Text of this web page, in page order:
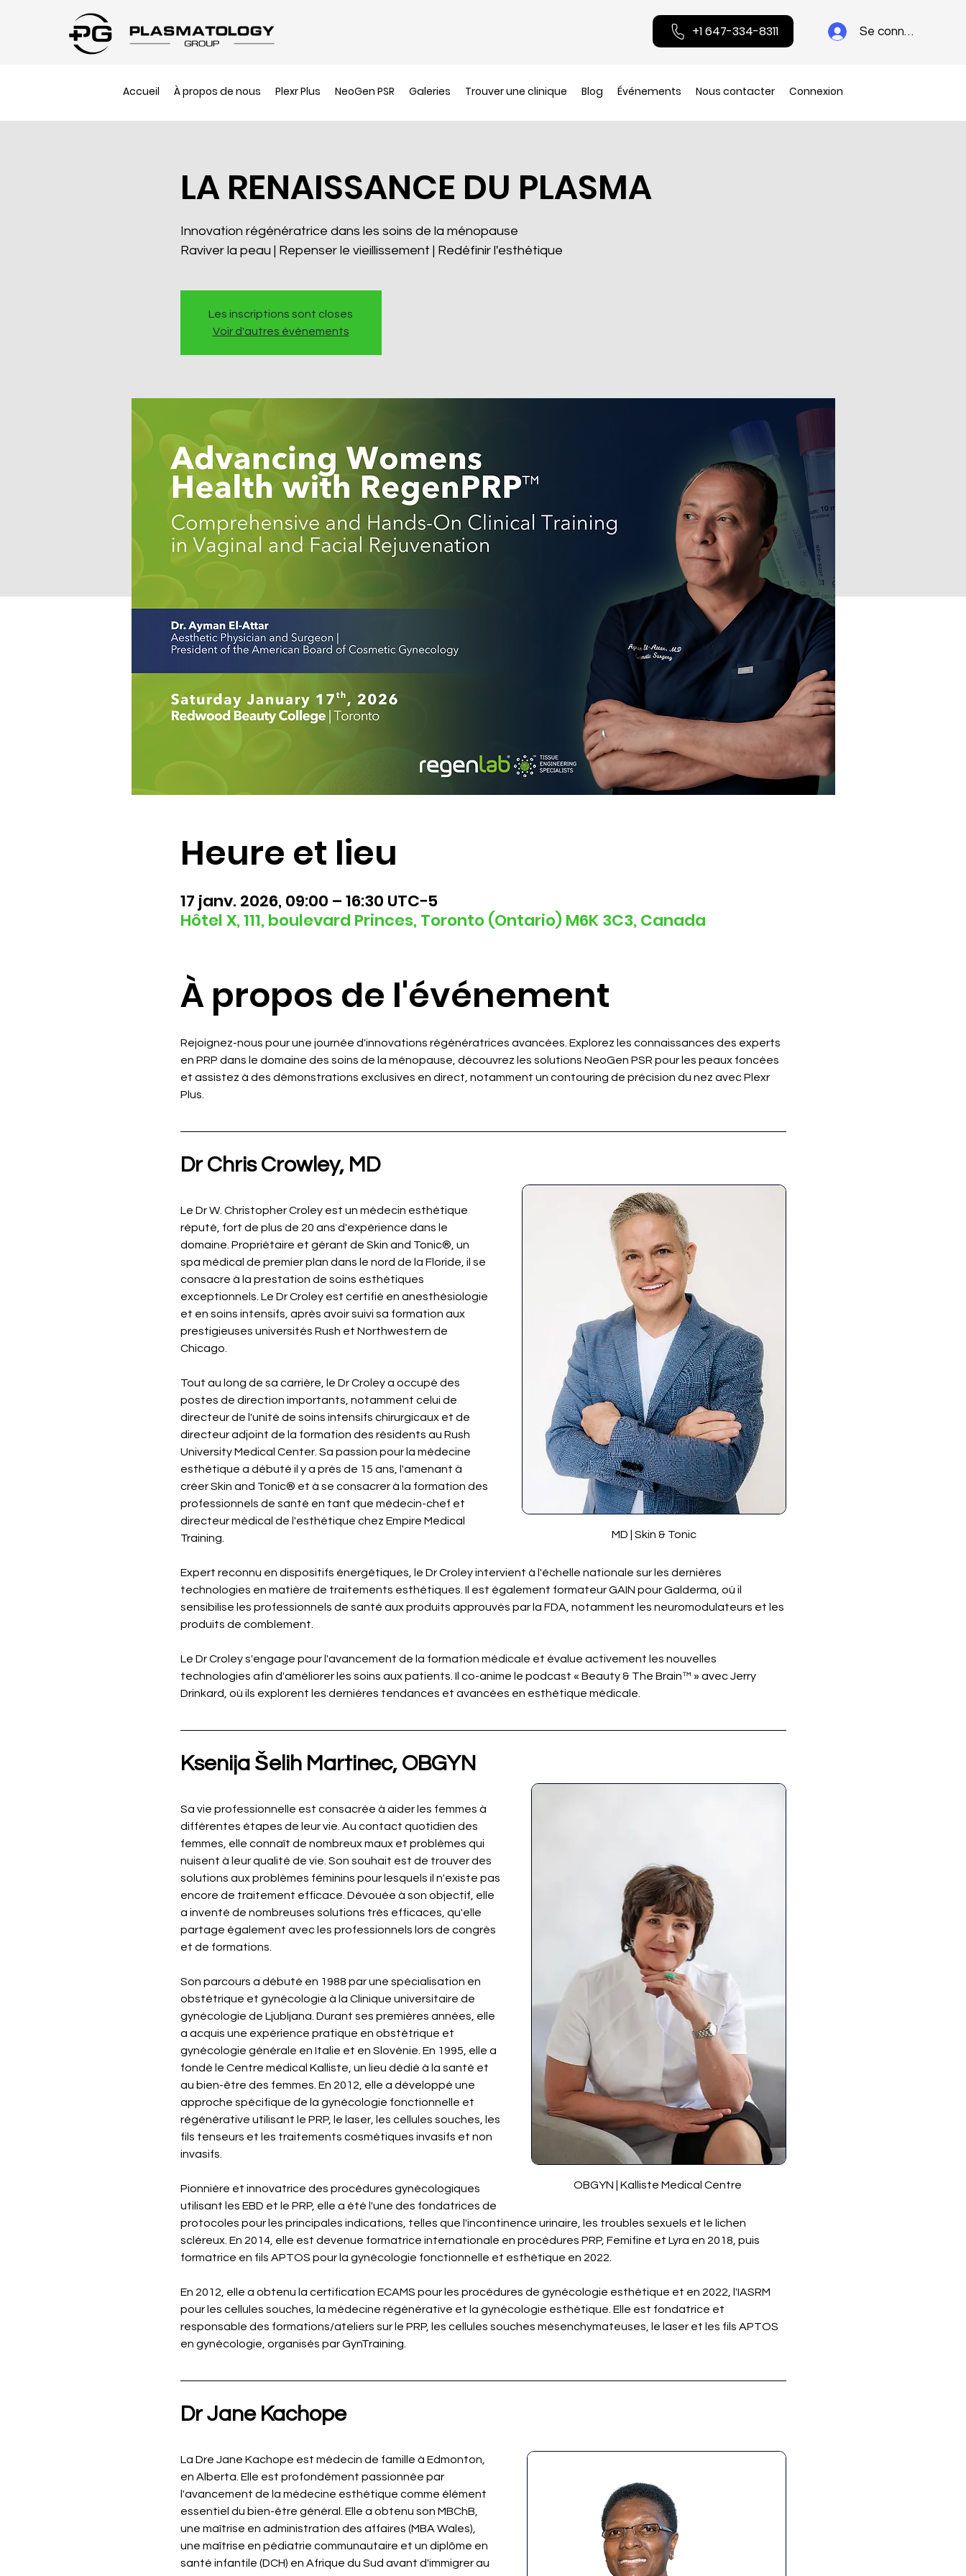
Se connecter
Accueil À propos de nous Plexr Plus NeoGen PSR Galeries Trouver une clinique Blog Événements Nous contacter Connexion
+1 647-334-8311
LA RENAISSANCE DU PLASMA
Innovation régénératrice dans les soins de la ménopause
Raviver la peau | Repenser le vieillissement | Redéfinir l'esthétique
Les inscriptions sont closes
Voir d'autres événements
Heure et lieu
17 janv. 2026, 09:00 – 16:30 UTC−5
Hôtel X, 111, boulevard Princes, Toronto (Ontario) M6K 3C3, Canada
À propos de l'événement
Rejoignez-nous pour une journée d'innovations régénératrices avancées. Explorez les connaissances des experts
en PRP dans le domaine des soins de la ménopause, découvrez les solutions NeoGen PSR pour les peaux foncées
et assistez à des démonstrations exclusives en direct, notamment un contouring de précision du nez avec Plexr
Plus.
Dr Chris Crowley, MD
MD | Skin & Tonic
Le Dr W. Christopher Croley est un médecin esthétique
réputé, fort de plus de 20 ans d'expérience dans le
domaine. Propriétaire et gérant de Skin and Tonic®, un
spa médical de premier plan dans le nord de la Floride, il se
consacre à la prestation de soins esthétiques
exceptionnels. Le Dr Croley est certifié en anesthésiologie
et en soins intensifs, après avoir suivi sa formation aux
prestigieuses universités Rush et Northwestern de
Chicago.
Tout au long de sa carrière, le Dr Croley a occupé des
postes de direction importants, notamment celui de
directeur de l'unité de soins intensifs chirurgicaux et de
directeur adjoint de la formation des résidents au Rush
University Medical Center. Sa passion pour la médecine
esthétique a débuté il y a près de 15 ans, l'amenant à
créer Skin and Tonic® et à se consacrer à la formation des
professionnels de santé en tant que médecin-chef et
directeur médical de l'esthétique chez Empire Medical
Training.
Expert reconnu en dispositifs énergétiques, le Dr Croley intervient à l'échelle nationale sur les dernières
technologies en matière de traitements esthétiques. Il est également formateur GAIN pour Galderma, où il
sensibilise les professionnels de santé aux produits approuvés par la FDA, notamment les neuromodulateurs et les
produits de comblement.
Le Dr Croley s'engage pour l'avancement de la formation médicale et évalue activement les nouvelles
technologies afin d'améliorer les soins aux patients. Il co-anime le podcast « Beauty & The Brain™ » avec Jerry
Drinkard, où ils explorent les dernières tendances et avancées en esthétique médicale.
Ksenija Šelih Martinec, OBGYN
OBGYN | Kalliste Medical Centre
Sa vie professionnelle est consacrée à aider les femmes à
différentes étapes de leur vie. Au contact quotidien des
femmes, elle connaît de nombreux maux et problèmes qui
nuisent à leur qualité de vie. Son souhait est de trouver des
solutions aux problèmes féminins pour lesquels il n'existe pas
encore de traitement efficace. Dévouée à son objectif, elle
a inventé de nombreuses solutions très efficaces, qu'elle
partage également avec les professionnels lors de congrès
et de formations.
Son parcours a débuté en 1988 par une spécialisation en
obstétrique et gynécologie à la Clinique universitaire de
gynécologie de Ljubljana. Durant ses premières années, elle
a acquis une expérience pratique en obstétrique et
gynécologie générale en Italie et en Slovénie. En 1995, elle a
fondé le Centre médical Kalliste, un lieu dédié à la santé et
au bien-être des femmes. En 2012, elle a développé une
approche spécifique de la gynécologie fonctionnelle et
régénérative utilisant le PRP, le laser, les cellules souches, les
fils tenseurs et les traitements cosmétiques invasifs et non
invasifs.
Pionnière et innovatrice des procédures gynécologiques
utilisant les EBD et le PRP, elle a été l'une des fondatrices de
protocoles pour les principales indications, telles que l'incontinence urinaire, les troubles sexuels et le lichen
scléreux. En 2014, elle est devenue formatrice internationale en procédures PRP, Femifine et Lyra en 2018, puis
formatrice en fils APTOS pour la gynécologie fonctionnelle et esthétique en 2022.
En 2012, elle a obtenu la certification ECAMS pour les procédures de gynécologie esthétique et en 2022, l'IASRM
pour les cellules souches, la médecine régénérative et la gynécologie esthétique. Elle est fondatrice et
responsable des formations/ateliers sur le PRP, les cellules souches mésenchymateuses, le laser et les fils APTOS
en gynécologie, organisés par GynTraining.
Dr Jane Kachope
La Dre Jane Kachope est médecin de famille à Edmonton,
en Alberta. Elle est profondément passionnée par
l'avancement de la médecine esthétique comme élément
essentiel du bien-être général. Elle a obtenu son MBChB,
une maîtrise en administration des affaires (MBA Wales),
une maîtrise en pédiatrie communautaire et un diplôme en
santé infantile (DCH) en Afrique du Sud avant d'immigrer au